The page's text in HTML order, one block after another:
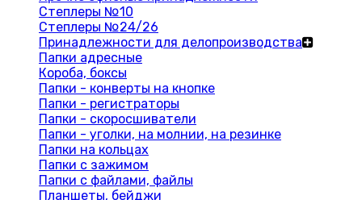
Степлеры №10
Степлеры №24/26
Принадлежности для делопроизводства
Папки адресные
Короба, боксы
Папки - конверты на кнопке
Папки - регистраторы
Папки - скоросшиватели
Папки - уголки, на молнии, на резинке
Папки на кольцах
Папки с зажимом
Папки с файлами, файлы
Планшеты, бейджи